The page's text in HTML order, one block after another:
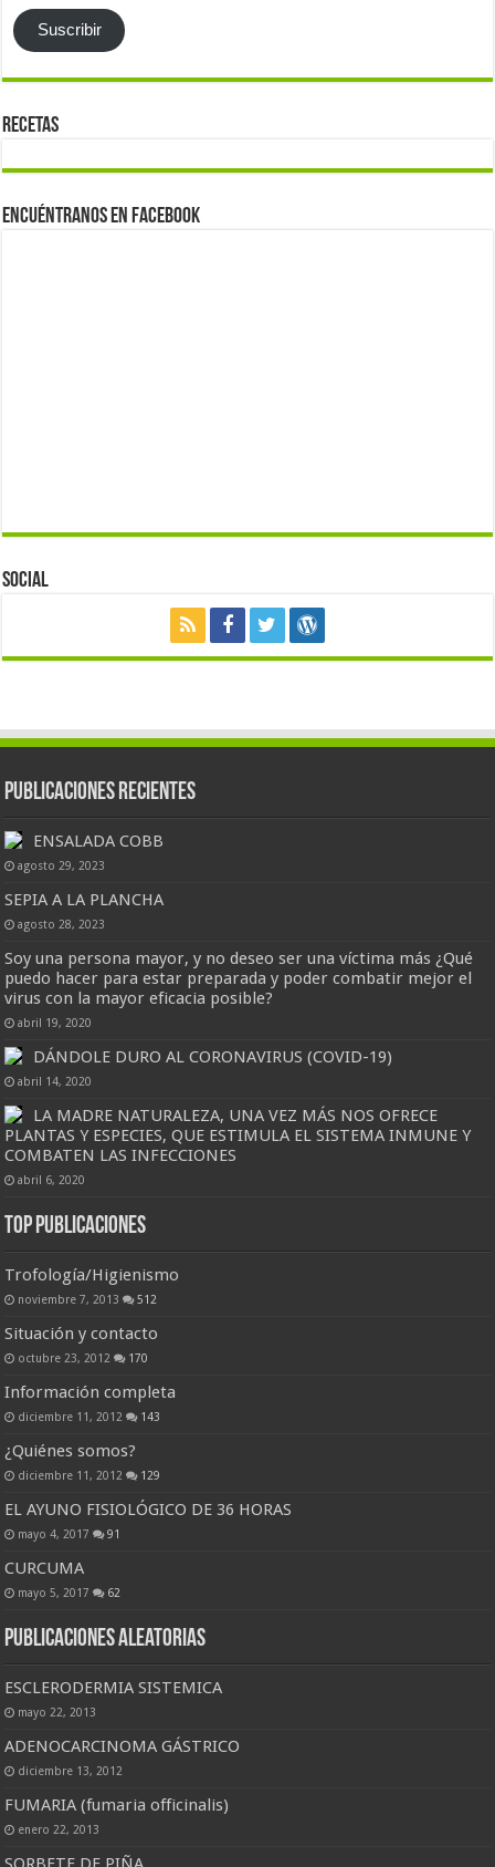
Suscribir
Recetas
Encuéntranos en Facebook
Social
Publicaciones Recientes
ENSALADA COBB
agosto 29, 2023
SEPIA A LA PLANCHA
agosto 28, 2023
Soy una persona mayor, y no deseo ser una víctima más ¿Qué
puedo hacer para estar preparada y poder combatir mejor el
virus con la mayor eficacia posible?
abril 19, 2020
DÁNDOLE DURO AL CORONAVIRUS (COVID-19)
abril 14, 2020
LA MADRE NATURALEZA, UNA VEZ MÁS NOS OFRECE
PLANTAS Y ESPECIES, QUE ESTIMULA EL SISTEMA INMUNE Y
COMBATEN LAS INFECCIONES
abril 6, 2020
Top Publicaciones
Trofología/Higienismo
noviembre 7, 2013 512
Situación y contacto
octubre 23, 2012 170
Información completa
diciembre 11, 2012 143
¿Quiénes somos?
diciembre 11, 2012 129
EL AYUNO FISIOLÓGICO DE 36 HORAS
mayo 4, 2017 91
CURCUMA
mayo 5, 2017 62
Publicaciones Aleatorias
ESCLERODERMIA SISTEMICA
mayo 22, 2013
ADENOCARCINOMA GÁSTRICO
diciembre 13, 2012
FUMARIA (fumaria officinalis)
enero 22, 2013